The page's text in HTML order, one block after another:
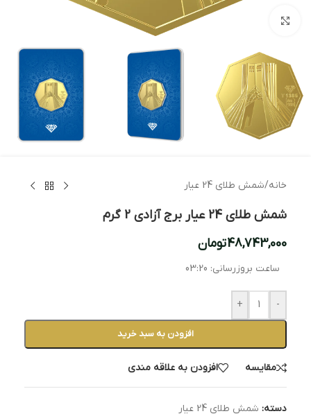
خانه/شمش طلای 24 عیار
شمش طلای 24 عیار برج آزادی 2 گرم
48,743,000تومان
ساعت بروزرسانی: 03:20
-
+
افزودن به سبد خرید
مقایسه افزودن به علاقه مندی
دسته: شمش طلای 24 عیار